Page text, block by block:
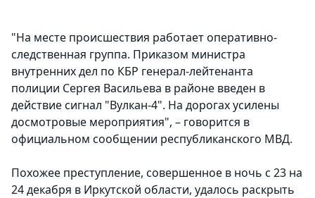
"На месте происшествия работает оперативно-
следственная группа. Приказом министра
внутренних дел по КБР генерал-лейтенанта
полиции Сергея Васильева в районе введен в
действие сигнал "Вулкан-4". На дорогах усилены
досмотровые мероприятия", – говорится в
официальном сообщении республиканского МВД.
Похожее преступление, совершенное в ночь с 23 на
24 декабря в Иркутской области, удалось раскрыть